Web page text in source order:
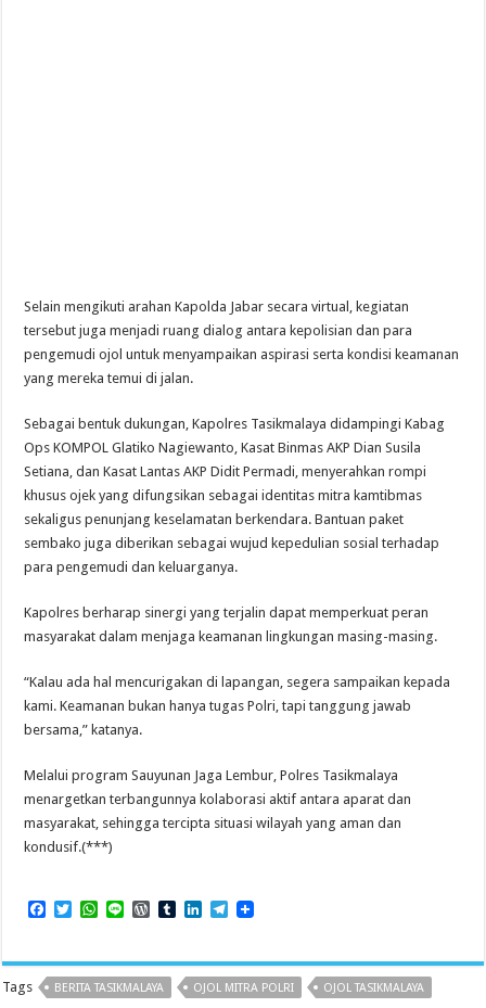
Selain mengikuti arahan Kapolda Jabar secara virtual, kegiatan
tersebut juga menjadi ruang dialog antara kepolisian dan para
pengemudi ojol untuk menyampaikan aspirasi serta kondisi keamanan
yang mereka temui di jalan.
Sebagai bentuk dukungan, Kapolres Tasikmalaya didampingi Kabag
Ops KOMPOL Glatiko Nagiewanto, Kasat Binmas AKP Dian Susila
Setiana, dan Kasat Lantas AKP Didit Permadi, menyerahkan rompi
khusus ojek yang difungsikan sebagai identitas mitra kamtibmas
sekaligus penunjang keselamatan berkendara. Bantuan paket
sembako juga diberikan sebagai wujud kepedulian sosial terhadap
para pengemudi dan keluarganya.
Kapolres berharap sinergi yang terjalin dapat memperkuat peran
masyarakat dalam menjaga keamanan lingkungan masing-masing.
“Kalau ada hal mencurigakan di lapangan, segera sampaikan kepada
kami. Keamanan bukan hanya tugas Polri, tapi tanggung jawab
bersama,” katanya.
Melalui program Sauyunan Jaga Lembur, Polres Tasikmalaya
menargetkan terbangunnya kolaborasi aktif antara aparat dan
masyarakat, sehingga tercipta situasi wilayah yang aman dan
kondusif.(***)
F
e
b
o
T
t
t
e
W
t
s
A
L
e
W
d
P
r
T
b
l
r
L
k
e
d
T
e
g
r
Tags BERITA TASIKMALAYA OJOL MITRA POLRI OJOL TASIKMALAYA